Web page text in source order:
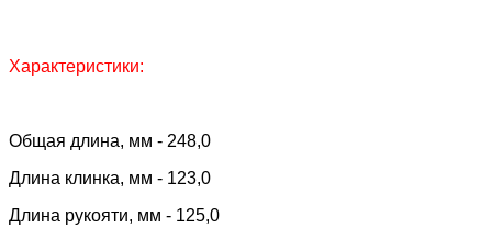
Характеристики:
Общая длина, мм - 248,0
Длина клинка, мм - 123,0
Длина рукояти, мм - 125,0